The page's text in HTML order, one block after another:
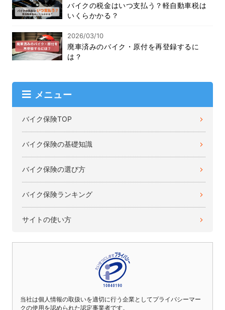
バイクの税金はいつ支払う？軽自動車税は
いくらかかる？
2026/03/10
廃車済みのバイク・原付を再登録するに
は？
メニュー
バイク保険TOP
バイク保険の基礎知識
バイク保険の選び方
バイク保険ランキング
サイトの使い方
当社は個人情報の取扱いを適切に行う企業としてプライバシーマー
クの使用を認められた認定事業者です。